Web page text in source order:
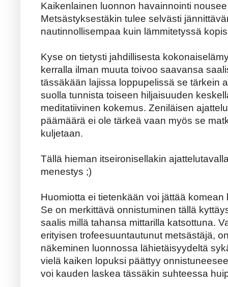
Kaikenlainen luonnon havainnointi
Metsästyksestäkin tulee selvästi
nautinnollisempaa kuin lämmitetyssä
Kyse on tietysti jahdillisesta
kerralla ilman muuta toivoo saavansa
tässäkään lajissa loppupelissä se tärkein
suolla tunnista toiseen hiljaisuuden
meditatiivinen kokemus. Zeniläisen
päämäärä ei ole tärkeä vaan myös se
kuljetaan.
Tällä hieman itseironisellakin
menestys ;)
Huomiotta ei tietenkään voi jättää
Se on merkittävä onnistuminen tällä
saalis millä tahansa mittarilla katsottuna.
erityisen trofeesuuntautunut metsästäjä,
näkeminen luonnossa lähietäisyydeltä
vielä kaiken lopuksi päättyy
voi kauden laskea tässäkin suhteessa